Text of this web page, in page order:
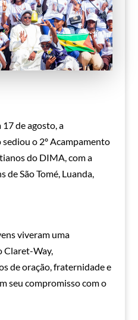
17 de agosto, a
o 2º Acampamento
do DIMA, com a
de São Tomé, Luanda,
viveram uma
Claret-Way,
de oração, fraternidade e
seu compromisso com o